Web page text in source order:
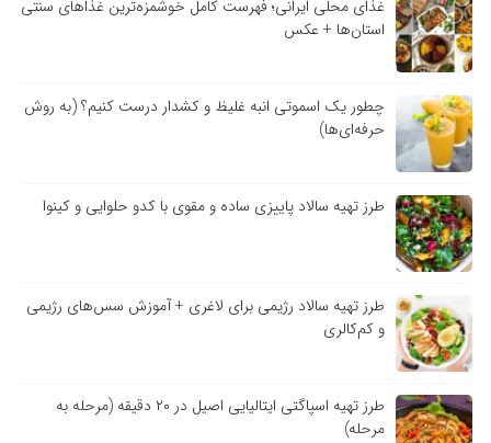
غذای محلی ایرانی؛ فهرست کامل خوشمزه‌ترین غذاهای سنتی
استان‌ها + عکس
چطور یک اسموتی انبه غلیظ و کشدار درست کنیم؟ (به روش
حرفه‌ای‌ها)
طرز تهیه سالاد پاییزی ساده و مقوی با کدو حلوایی و کینوا
طرز تهیه سالاد رژیمی برای لاغری + آموزش سس‌های رژیمی
و کم‌کالری
طرز تهیه اسپاگتی ایتالیایی اصیل در ۲۰ دقیقه (مرحله به
مرحله)